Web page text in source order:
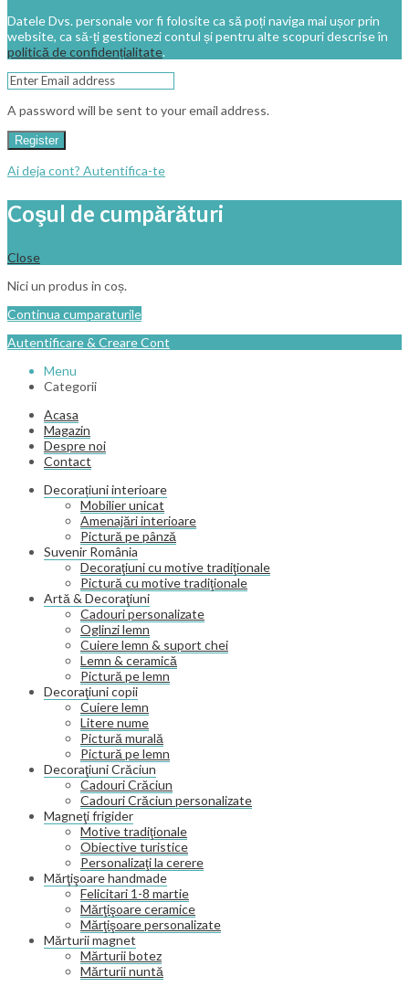
Datele Dvs. personale vor fi folosite ca să poți naviga mai ușor prin
website, ca să-ți gestionezi contul și pentru alte scopuri descrise în
politică de confidențialitate.
A password will be sent to your email address.
Register
Ai deja cont? Autentifica-te
Coşul de cumpărături
Close
Nici un produs in coș.
Continua cumparaturile
Autentificare & Creare Cont
Menu
Categorii
Acasa
Magazin
Despre noi
Contact
Decorațiuni interioare
Mobilier unicat
Amenajări interioare
Pictură pe pânză
Suvenir România
Decoraţiuni cu motive tradiţionale
Pictură cu motive tradiţionale
Artă & Decoraţiuni
Cadouri personalizate
Oglinzi lemn
Cuiere lemn & suport chei
Lemn & ceramică
Pictură pe lemn
Decoraţiuni copii
Cuiere lemn
Litere nume
Pictură murală
Pictură pe lemn
Decoraţiuni Crăciun
Cadouri Crăciun
Cadouri Crăciun personalizate
Magneţi frigider
Motive tradiţionale
Obiective turistice
Personalizaţi la cerere
Mărţişoare handmade
Felicitari 1-8 martie
Mărţişoare ceramice
Mărţişoare personalizate
Mărturii magnet
Mărturii botez
Mărturii nuntă